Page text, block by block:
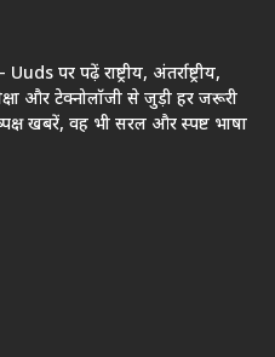
पर पढ़ें राष्ट्रीय, अंतर्राष्ट्रीय,
और टेक्नोलॉजी से जुड़ी हर जरूरी
खबरें, वह भी सरल और स्पष्ट भाषा